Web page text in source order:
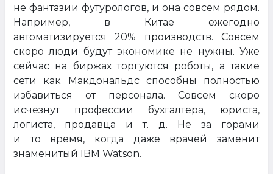
не фантазии футурологов, и она совсем рядом.
Например, в Китае ежегодно
автоматизируется 20% производств. Совсем
скоро люди будут экономике не нужны. Уже
сейчас на биржах торгуются роботы, а такие
сети как Макдональдс способны полностью
избавиться от персонала. Совсем скоро
исчезнут профессии бухгалтера, юриста,
логиста, продавца и т. д. Не за горами
и то время, когда даже врачей заменит
знаменитый IBM Watson.